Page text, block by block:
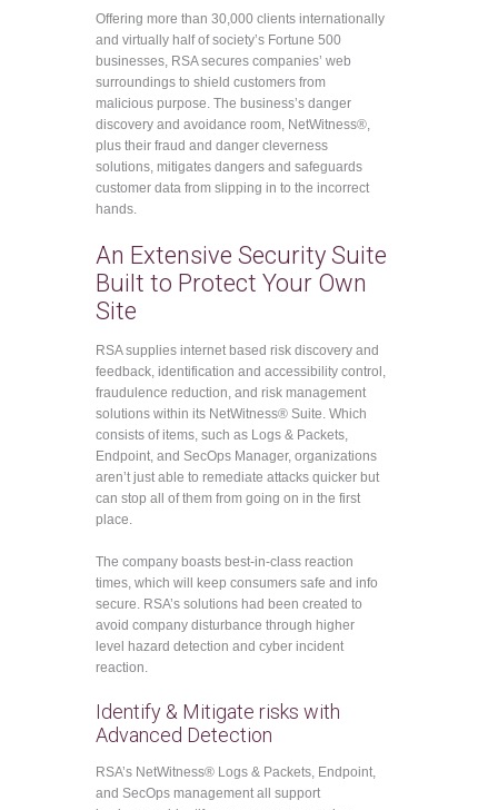
Offering more than 30,000 clients internationally
and virtually half of society’s Fortune 500
businesses, RSA secures companies’ web
surroundings to shield customers from
malicious purpose. The business’s danger
discovery and avoidance room, NetWitness®,
plus their fraud and danger cleverness
solutions, mitigates dangers and safeguards
customer data from slipping in to the incorrect
hands.
An Extensive Security Suite
Built to Protect Your Own
Site
RSA supplies internet based risk discovery and
feedback, identification and accessibility control,
fraudulence reduction, and risk management
solutions within its NetWitness® Suite. Which
consists of items, such as Logs & Packets,
Endpoint, and SecOps Manager, organizations
aren’t just able to remediate attacks quicker but
can stop all of them from going on in the first
place.
The company boasts best-in-class reaction
times, which will keep consumers safe and info
secure. RSA’s solutions had been created to
avoid company disturbance through higher
level hazard detection and cyber incident
reaction.
Identify & Mitigate risks with
Advanced Detection
RSA’s NetWitness® Logs & Packets, Endpoint,
and SecOps management all support